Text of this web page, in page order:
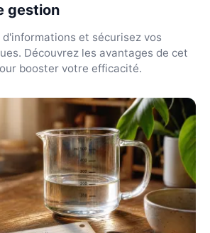
gestion
et sécurisez vos
Découvrez les avantages de cet
booster votre efficacité.